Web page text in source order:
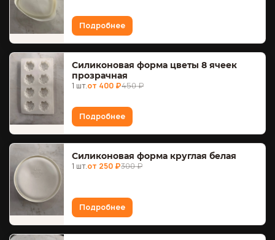
Подробнее
Силиконовая форма цветы 8 ячеек
прозрачная
1 шт.от 400 ₽450 ₽
Подробнее
Силиконовая форма круглая белая
1 шт.от 250 ₽300 ₽
Подробнее